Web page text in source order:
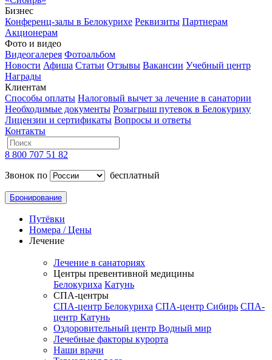
Бизнес
Конференц-залы в Белокурихе Реквизиты Партнерам
Акционерам
Фото и видео
Видеогалерея Фотоальбом
Новости Афиша Статьи Отзывы Вакансии Учебный центр
Награды
Клиентам
Способы оплаты Налоговый вычет за лечение в санатории
Необходимые документы Розыгрыш путевок в Белокуриху
Лицензии и сертификаты Вопросы и ответы
Контакты
8 800 707 51 82
Звонок по
бесплатный
Бронирование
Путёвки
Номера / Цены
Лечение
Лечение в санаториях
Центры превентивной медицины
Белокуриха Катунь
СПА-центры
СПА-центр Белокуриха СПА-центр Сибирь СПА-
центр Катунь
Оздоровительный центр Водный мир
Лечебные факторы курорта
Наши врачи